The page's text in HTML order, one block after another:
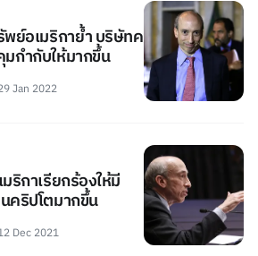
ย์อเมริกาย้ำ บริษัทค
กำกับให้มากขึ้น
Jan 2022
ริกาเรียกร้องให้มี
คริปโตมากขึ้น
Dec 2021